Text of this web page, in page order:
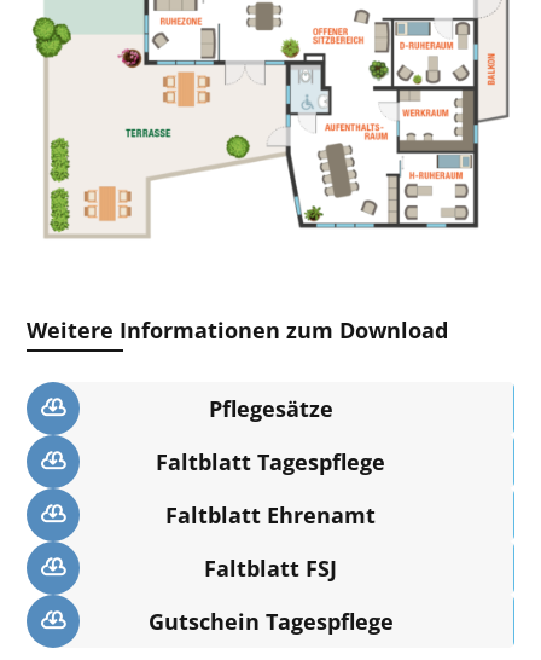
Weitere Informationen zum Download
Pflegesätze
Faltblatt Tagespflege
Faltblatt Ehrenamt
Faltblatt FSJ
Gutschein Tagespflege